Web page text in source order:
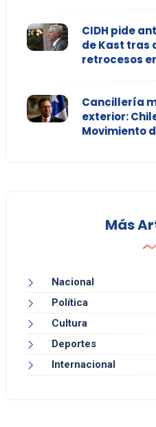
CIDH pide
de Kast tras
retrocesos
Cancillería
exterior:
Movimiento
Más
Nacional
Política
Cultura
Deportes
Internacional